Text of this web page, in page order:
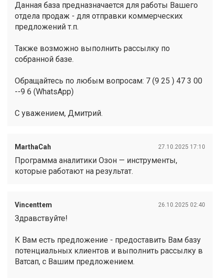
Данная база предназначается для работы Вашего
отдела продаж - для отправки коммерческих
предложений т.п.
Также возможно выполнить рассылку по
собранной базе.
Обращайтесь по любым вопросам: 7 (9 25 ) 47 3 00
--9 6 (WhatsApp)
С уважением, Дмитрий.
MarthaCah 27.10.2025 17:10
Программа аналитики Озон — инструменты,
которые работают на результат.
Vincenttem 26.10.2025 02:40
Здравствуйте!
К Вам есть предложение - предоставить Вам базу
потенциальных клиентов и выполнить рассылку в
Ватсап, с Вашим предложением.